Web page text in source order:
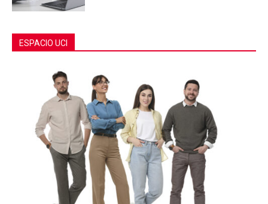
ESPACIO UCI